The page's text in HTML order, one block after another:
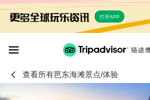
打开APP
查看所有芭东海滩景点/体验